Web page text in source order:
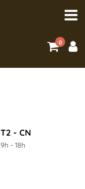
0
T2 - CN
9h - 18h